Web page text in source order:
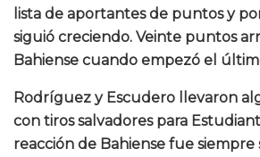
lista de aportantes de puntos y
siguió creciendo. Veinte puntos
Bahiense cuando empezó el
Rodríguez y Escudero llevaron
con tiros salvadores para
reacción de Bahiense fue siempre